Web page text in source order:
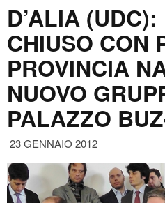
D’ALIA
CHIUSO CON
PROVINCIA
NUOVO
PALAZZO
23 GENNAIO 2012